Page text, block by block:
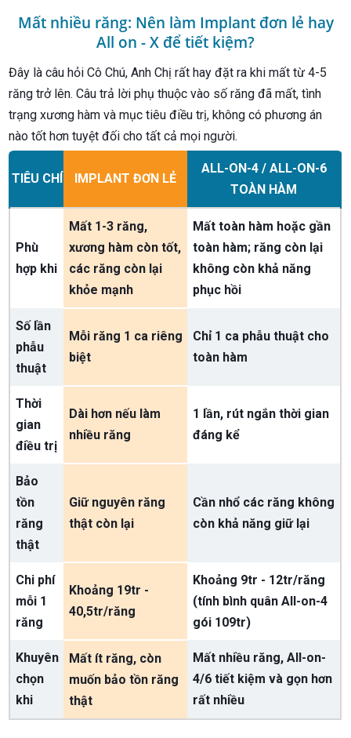
Mất nhiều răng: Nên làm Implant đơn lẻ hay
All on - X để tiết kiệm?
Đây là câu hỏi Cô Chú, Anh Chị rất hay đặt ra khi mất từ 4-5
răng trở lên. Câu trả lời phụ thuộc vào số răng đã mất, tình
trạng xương hàm và mục tiêu điều trị, không có phương án
nào tốt hơn tuyệt đối cho tất cả mọi người.
TIÊU CHÍ IMPLANT ĐƠN LẺ
ALL-ON-4 / ALL-ON-6
TOÀN HÀM
Phù
hợp khi
Mất 1-3 răng,
xương hàm còn tốt,
các răng còn lại
khỏe mạnh
Mất toàn hàm hoặc gần
toàn hàm; răng còn lại
không còn khả năng
phục hồi
Số lần
phẫu
thuật
Mỗi răng 1 ca riêng
biệt
Chỉ 1 ca phẫu thuật cho
toàn hàm
Thời
gian
điều trị
Dài hơn nếu làm
nhiều răng
1 lần, rút ngắn thời gian
đáng kể
Bảo
tồn
răng
thật
Giữ nguyên răng
thật còn lại
Cần nhổ các răng không
còn khả năng giữ lại
Chi phí
mỗi 1
răng
Khoảng 19tr -
40,5tr/răng
Khoảng 9tr - 12tr/răng
(tính bình quân All-on-4
gói 109tr)
Khuyên
chọn
khi
Mất ít răng, còn
muốn bảo tồn răng
thật
Mất nhiều răng, All-on-
4/6 tiết kiệm và gọn hơn
rất nhiều